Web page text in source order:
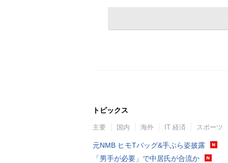
トピックス
主要 国内 海外 IT 経済 スポーツ
元NMB ヒモTバッグ&手ぶら姿披露
「男手が必要」で中居氏が合流か